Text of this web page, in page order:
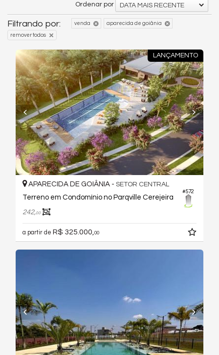
Ordenar por DATA MAIS RECENTE
Filtrando por: venda aparecida de goiânia
remover todos
LANÇAMENTO
#572
APARECIDA DE GOIÂNIA - SETOR CENTRAL
Terreno em Condomínio no Parqville Cerejeira
242,00
a partir de R$ 325.000, 00